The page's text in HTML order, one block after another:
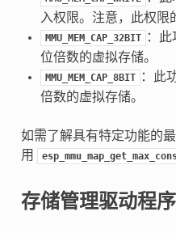
入权限。注意，此权限
MMU_MEM_CAP_32BIT
：
位倍数的虚拟存储。
MMU_MEM_CAP_8BIT
：此
倍数的虚拟存储。
如需了解具有特定功能的
用
存储管理驱动程序